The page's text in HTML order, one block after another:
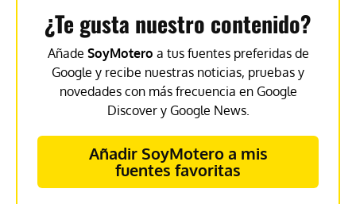
¿Te gusta nuestro contenido?
Añade SoyMotero a tus fuentes preferidas de
Google y recibe nuestras noticias, pruebas y
novedades con más frecuencia en Google
Discover y Google News.
Añadir SoyMotero a mis
fuentes favoritas